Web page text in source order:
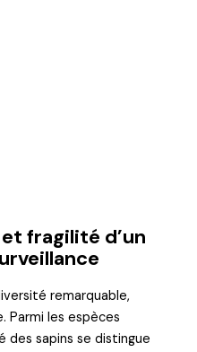
fragilité d’un
remarquable,
Parmi les espèces
des sapins se distingue